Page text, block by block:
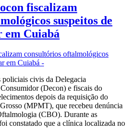
fiscalizam
suspeitos de
em Cuiabá
civis da Delegacia
(Decon) e fiscais do
depois da requisição do
(MPMT), que recebeu denúncia
(CBO). Durante as
constatado que a clínica localizada no